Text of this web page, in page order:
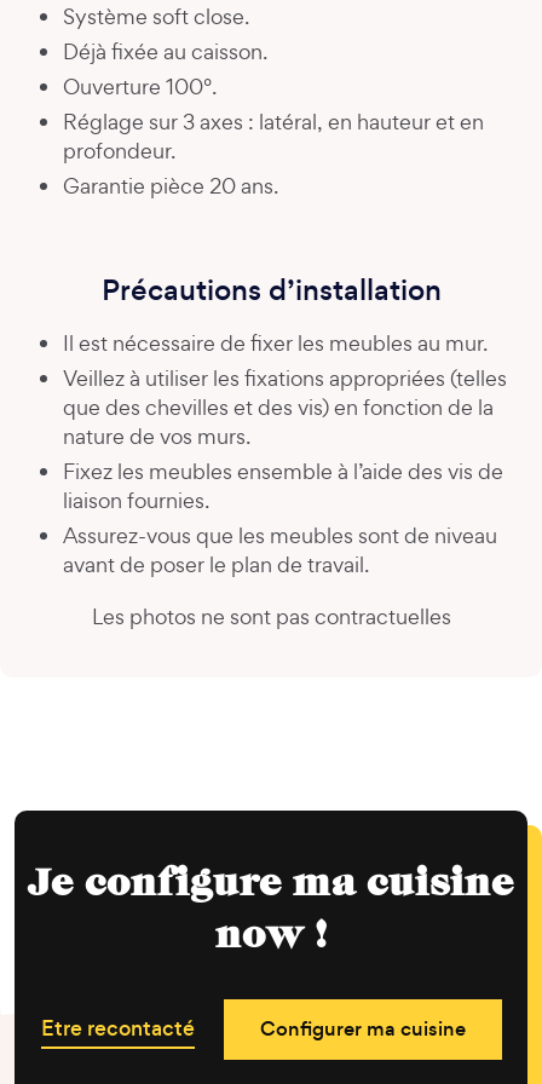
Système soft close.
Déjà fixée au caisson.
Ouverture 100°.
Réglage sur 3 axes : latéral, en hauteur et en
profondeur.
Garantie pièce 20 ans.
Précautions d’installation
Il est nécessaire de fixer les meubles au mur.
Veillez à utiliser les fixations appropriées (telles
que des chevilles et des vis) en fonction de la
nature de vos murs.
Fixez les meubles ensemble à l’aide des vis de
liaison fournies.
Assurez-vous que les meubles sont de niveau
avant de poser le plan de travail.
Les photos ne sont pas contractuelles
Je configure ma cuisine
now !
Etre recontacté Configurer ma cuisine